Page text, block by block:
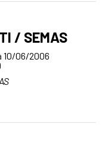
/ SEMAS
10/06/2006